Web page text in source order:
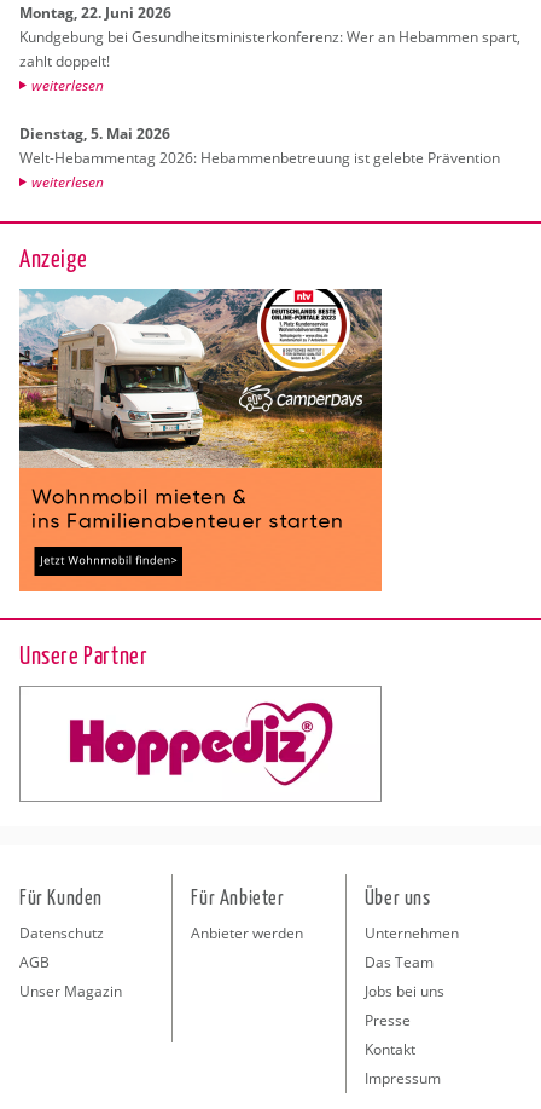
Mon­tag, 22. Juni 2026
Kund­ge­bung bei Ge­sund­heits­mi­nis­ter­kon­fe­renz: Wer an Heb­am­men spart,
zahlt dop­pelt!
wei­ter­le­sen
Diens­tag, 5. Mai 2026
Welt-Heb­am­men­tag 2026: Heb­am­men­be­treu­ung ist ge­leb­te Prä­ven­ti­on
wei­ter­le­sen
Anzeige
Unsere Partner
Für Kunden
Datenschutz
AGB
Unser Magazin
Für Anbieter
Anbieter werden
Über uns
Unternehmen
Das Team
Jobs bei uns
Presse
Kontakt
Impressum